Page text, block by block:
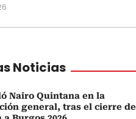
Noticias
Nairo Quintana en la
general, tras el cierre de